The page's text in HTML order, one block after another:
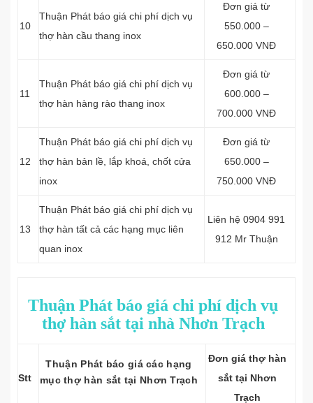
10
Thuận Phát báo giá chi phí dịch vụ
thợ hàn cầu thang inox
Đơn giá từ
550.000 –
650.000 VNĐ
11
Thuận Phát báo giá chi phí dịch vụ
thợ hàn hàng rào thang inox
Đơn giá từ
600.000 –
700.000 VNĐ
12
Thuận Phát báo giá chi phí dịch vụ
thợ hàn bản lề, lắp khoá, chốt cửa
inox
Đơn giá từ
650.000 –
750.000 VNĐ
13
Thuận Phát báo giá chi phí dịch vụ
thợ hàn tất cả các hạng mục liên
quan inox
Liên hệ 0904 991
912 Mr Thuận
Thuận Phát báo giá chi phí dịch vụ
thợ hàn sắt tại nhà Nhơn Trạch
Stt
Thuận Phát báo giá các hạng
mục thợ hàn sắt tại Nhơn Trạch
Đơn giá thợ hàn
sắt tại Nhơn
Trạch